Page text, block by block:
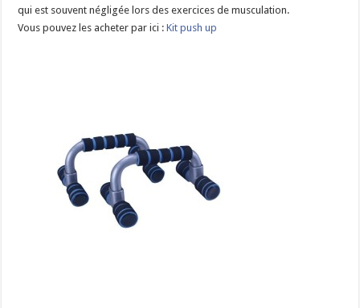
qui est souvent négligée lors des exercices de musculation.
Vous pouvez les acheter par ici :Kit push up